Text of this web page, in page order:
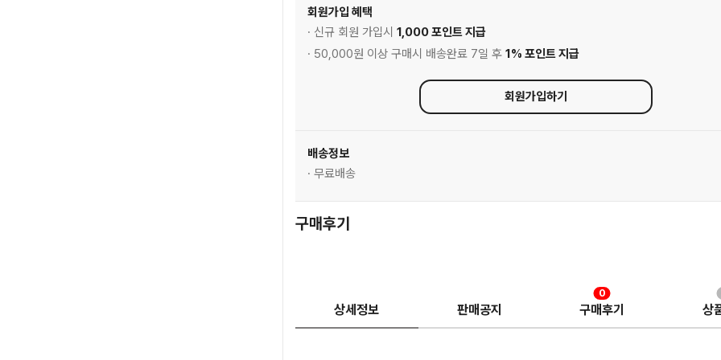
회원가입 혜택
· 신규 회원 가입시 1,000 포인트 지급
· 50,000원 이상 구매시 배송완료 7일 후 1% 포인트 지급
회원가입하기
배송정보
· 무료배송
구매후기
상세정보 판매공지 구매후기
0
상